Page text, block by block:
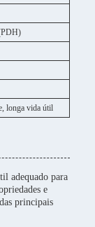
longa vida útil
adequado para
e
principais